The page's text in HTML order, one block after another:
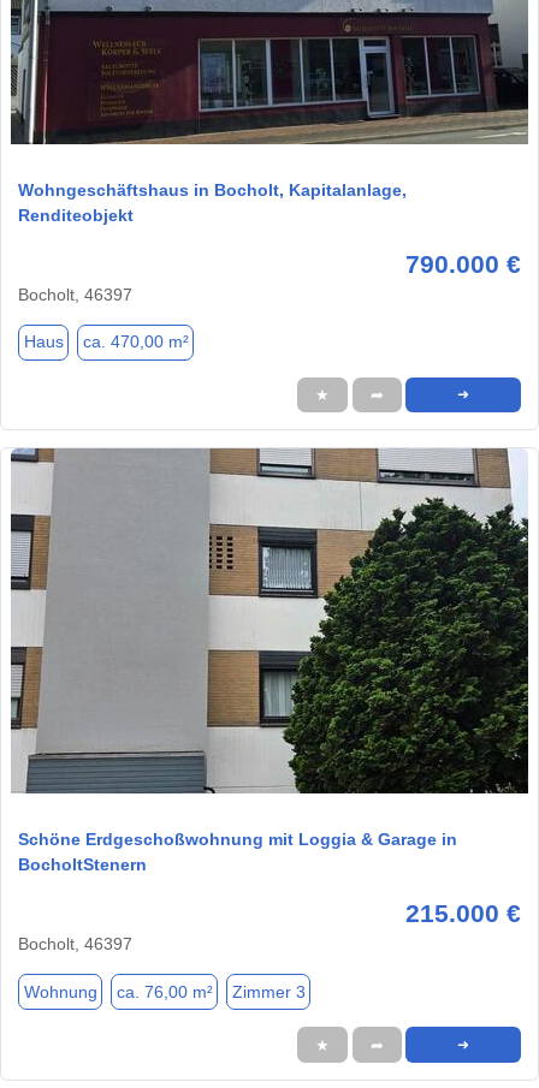
1 / 3
Wohngeschäftshaus in Bocholt, Kapitalanlage,
Renditeobjekt
790.000 €
Bocholt, 46397
Haus ca. 470,00 m²
★ ➦ ➜
1 / 1
Schöne Erdgeschoßwohnung mit Loggia & Garage in
BocholtStenern
215.000 €
Bocholt, 46397
Wohnung ca. 76,00 m² Zimmer 3
★ ➦ ➜